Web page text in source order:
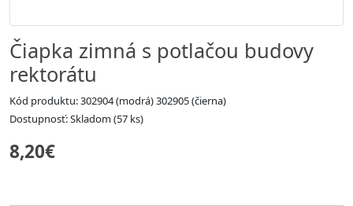
Čiapka zimná s potlačou budovy
rektorátu
Kód produktu: 302904 (modrá) 302905 (čierna)
Dostupnosť: Skladom (57 ks)
8,20€